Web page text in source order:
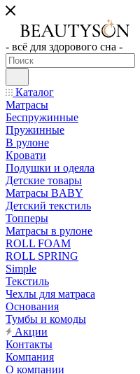
- всё для здорового сна -
Каталог
Матрасы
Беспружинные
Пружинные
В рулоне
Кровати
Подушки и одеяла
Детские товары
Матрасы BABY
Детский текстиль
Топперы
Матрасы в рулоне
ROLL FOAM
ROLL SPRING
Simple
Текстиль
Чехлы для матраса
Основания
Тумбы и комоды
Акции
Контакты
Компания
О компании